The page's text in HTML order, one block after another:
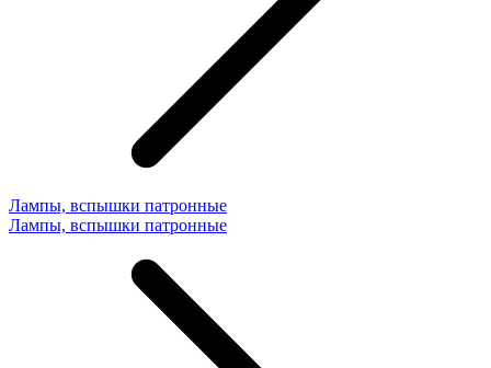
Лампы, вспышки патронные
Лампы, вспышки патронные